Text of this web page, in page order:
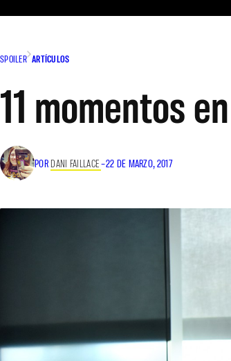
SPOILER ARTÍCULOS
11 momentos
POR DANI FAILLACE–22 DE MARZO, 2017